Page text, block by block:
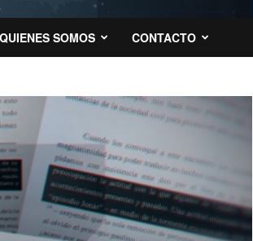
QUIENES SOMOS CONTACTO